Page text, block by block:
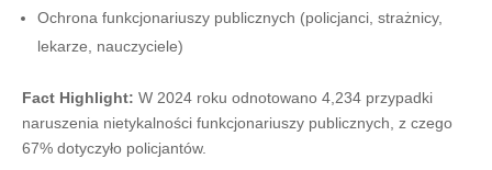
Ochrona funkcjonariuszy publicznych (policjanci, strażnicy,
lekarze, nauczyciele)
Fact Highlight: W 2024 roku odnotowano 4,234 przypadki
naruszenia nietykalności funkcjonariuszy publicznych, z czego
67% dotyczyło policjantów.